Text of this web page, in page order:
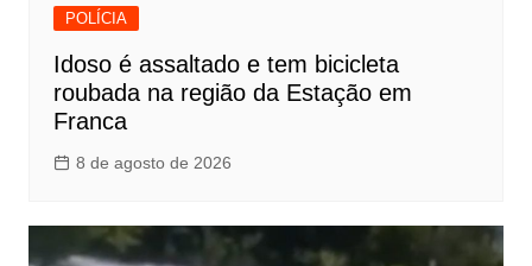
POLÍCIA
Idoso é assaltado e tem bicicleta
roubada na região da Estação em
Franca
8 de agosto de 2026